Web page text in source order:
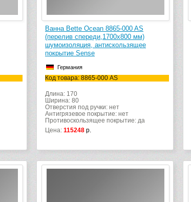
Ванна Bette Ocean 8865-000 AS
(перелив спереди,1700х800 мм)
шумоизоляция, антискользящее
покрытие Sense
Германия
Код товара: 8865-000 AS
Длина: 170
Ширина: 80
Отверстия под ручки: нет
Антигрязевое покрытие: нет
Противоскользящее покрытие: да
Цена: 115248 р.